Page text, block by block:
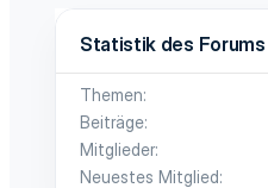
Statistik des Forums
Themen
Beiträge
Mitglieder
Neuestes Mitglied